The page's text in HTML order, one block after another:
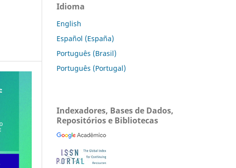
Idioma
English
Español (España)
Português (Brasil)
Português (Portugal)
Indexadores, Bases de Dados,
Repositórios e Bibliotecas